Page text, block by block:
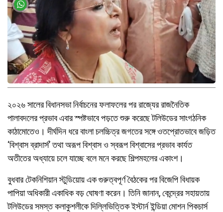
২০২৬ সালের বিধানসভা নির্বাচনের ফলাফলের পর রাজ্যের রাজনৈতিক
পালাবদলের প্রভাব এবার স্পষ্টভাবে পড়তে শুরু করেছে টলিউডের সাংগঠনিক
কাঠামোতেও। দীর্ঘদিন ধরে বাংলা চলচ্চিত্র জগতের সঙ্গে ওতপ্রোতভাবে জড়িত
‘বিশ্বাস ব্রাদার্স’ তথা অরূপ বিশ্বাস ও স্বরূপ বিশ্বাসের প্রভাব কার্যত
অতীতের অধ্যায়ে চলে যাচ্ছে বলে মনে করছে শিল্পমহলের একাংশ।
বুধবার টেকনিশিয়ান স্টুডিয়োয় এক গুরুত্বপূর্ণ বৈঠকের পর বিজেপি বিধায়ক
পাপিয়া অধিকারী একাধিক বড় ঘোষণা করেন। তিনি জানান, কেন্দ্রের সহায়তায়
টলিউডের সমস্ত কলাকুশলীকে দিল্লিভিত্তিক ইস্টার্ন ইন্ডিয়া মোশন পিকচার্স